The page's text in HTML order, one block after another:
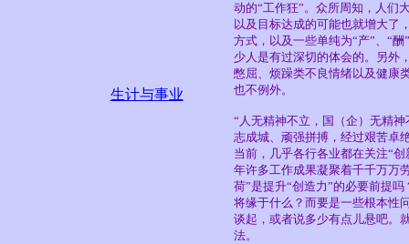
生计与事业
动的“工作狂”。众所周知，人们
以及目标达成的可能也就增大了
方式，以及一些单纯为“产”、“
少人是有过深切的体会的。另外
憋屈、烦躁类不良情绪以及健
也不例外。
“人无精神不立，国（企）无精
志成城、顽强拼搏，经过艰苦卓
当前，几乎各行各业都在关注“
年许多工作成果凝聚着千千万万
荷”是提升“创造力”的必要前提
将缘于什么？而要是一些根本性
谈起，或者说多少有点儿悬吧。
法。